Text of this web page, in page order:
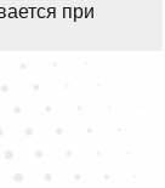
при